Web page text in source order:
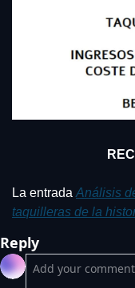
La entrada Análisis
taquilleras de la
Reply